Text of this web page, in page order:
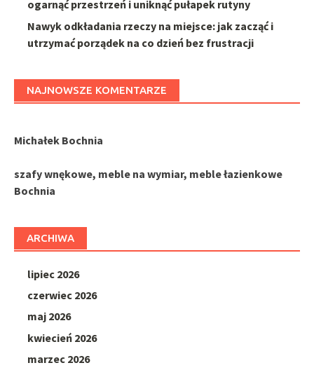
ogarnąć przestrzeń i uniknąć pułapek rutyny
Nawyk odkładania rzeczy na miejsce: jak zacząć i
utrzymać porządek na co dzień bez frustracji
NAJNOWSZE KOMENTARZE
Michałek Bochnia
szafy wnękowe, meble na wymiar, meble łazienkowe
Bochnia
ARCHIWA
lipiec 2026
czerwiec 2026
maj 2026
kwiecień 2026
marzec 2026